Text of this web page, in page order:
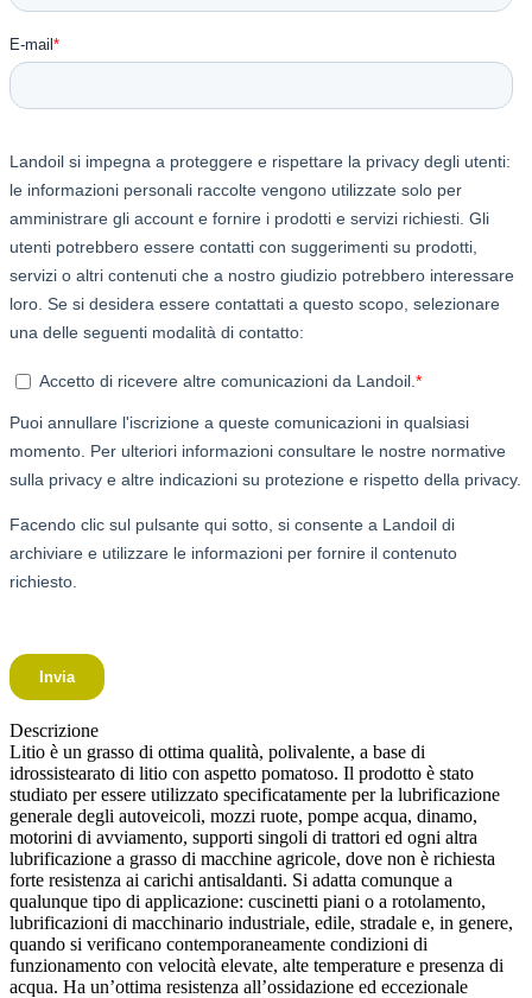
Descrizione
Litio è un grasso di ottima qualità, polivalente, a base di
idrossistearato di litio con aspetto pomatoso. Il prodotto è stato
studiato per essere utilizzato specificatamente per la lubrificazione
generale degli autoveicoli, mozzi ruote, pompe acqua, dinamo,
motorini di avviamento, supporti singoli di trattori ed ogni altra
lubrificazione a grasso di macchine agricole, dove non è richiesta
forte resistenza ai carichi antisaldanti. Si adatta comunque a
qualunque tipo di applicazione: cuscinetti piani o a rotolamento,
lubrificazioni di macchinario industriale, edile, stradale e, in genere,
quando si verificano contemporaneamente condizioni di
funzionamento con velocità elevate, alte temperature e presenza di
acqua. Ha un’ottima resistenza all’ossidazione ed eccezionale